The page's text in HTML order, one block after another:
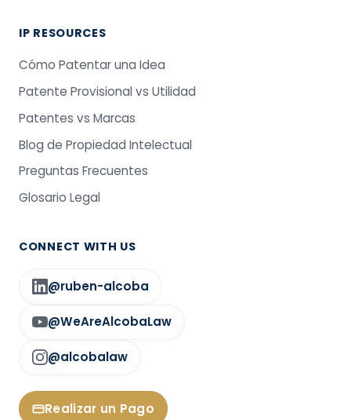
IP RESOURCES
Cómo Patentar una Idea
Patente Provisional vs Utilidad
Patentes vs Marcas
Blog de Propiedad Intelectual
Preguntas Frecuentes
Glosario Legal
CONNECT WITH US
@ruben-alcoba
@WeAreAlcobaLaw
@alcobalaw
Realizar un Pago